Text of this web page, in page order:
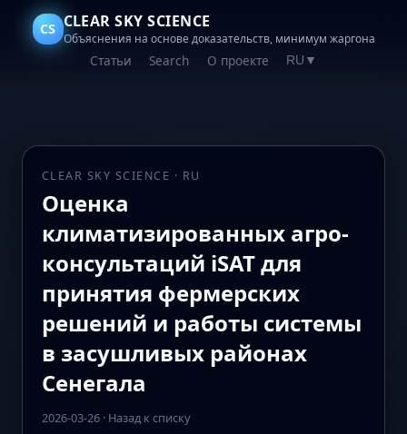
CS CLEAR SKY SCIENCE
Объяснения на основе доказательств, минимум жаргона
Статьи Search О проекте RU ▼
CLEAR SKY SCIENCE · RU
Оценка
климатизированных агро-
консультаций iSAT для
принятия фермерских
решений и работы системы
в засушливых районах
Сенегала
2026-03-26· Назад к списку